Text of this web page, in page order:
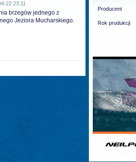
22 23:11
brzegów jednego z
Jeziora Mucharskiego.
Producent
Rok produkcji